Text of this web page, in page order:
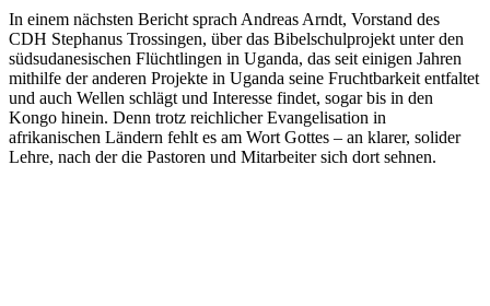
In einem nächsten Bericht sprach Andreas Arndt, Vorstand des
CDH Stephanus Trossingen, über das Bibelschulprojekt unter den
südsudanesischen Flüchtlingen in Uganda, das seit einigen Jahren
mithilfe der anderen Projekte in Uganda seine Fruchtbarkeit entfaltet
und auch Wellen schlägt und Interesse findet, sogar bis in den
Kongo hinein. Denn trotz reichlicher Evangelisation in
afrikanischen Ländern fehlt es am Wort Gottes – an klarer, solider
Lehre, nach der die Pastoren und Mitarbeiter sich dort sehnen.